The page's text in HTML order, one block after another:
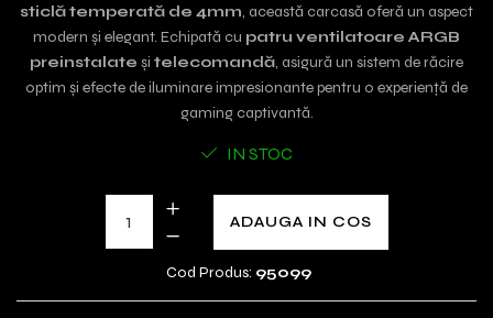
sticlă temperată de 4mm, această carcasă oferă un aspect
modern și elegant. Echipată cu patru ventilatoare ARGB
preinstalate și telecomandă, asigură un sistem de răcire
optim și efecte de iluminare impresionante pentru o experiență de
gaming captivantă.
IN STOC
ADAUGA IN COS
Cod Produs: 95099